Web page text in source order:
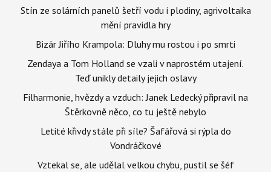
Stín ze solárních panelů šetří vodu i plodiny, agrivoltaika
mění pravidla hry
Bizár Jiřího Krampola: Dluhy mu rostou i po smrti
Zendaya a Tom Holland se vzali v naprostém utajení.
Teď unikly detaily jejich oslavy
Filharmonie, hvězdy a vzduch: Janek Ledecký připravil na
Štěrkovně něco, co tu ještě nebylo
Letité křivdy stále při síle? Šafářová si rýpla do
Vondráčkové
Vztekal se, ale udělal velkou chybu, pustil se šéf